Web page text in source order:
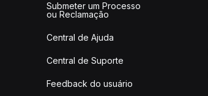
Submeter um Processo
ou Reclamação
Central de Ajuda
Central de Suporte
Feedback do usuário